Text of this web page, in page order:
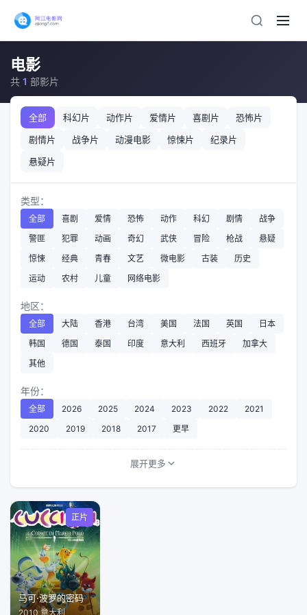
电影
共 1 部影片
全部 科幻片 动作片 爱情片 喜剧片
恐怖片
剧情片
战争片 动漫电影 惊悚片
纪录片
悬疑片
类型：
全部 喜剧 爱情 恐怖 动作 科幻 剧情
战争
警匪
犯罪 动画 奇幻 武侠 冒险 枪战
悬疑
惊悚
经典 青春 文艺 微电影 古装
历史
运动
农村 儿童 网络电影
地区：
全部 大陆 香港 台湾 美国 法国 英国
日本
韩国
德国 泰国 印度 意大利 西班牙
加拿大
其他
年份：
全部 2026 2025 2024 2023 2022
2021
2020
2019 2018 2017 更早
展开更多
正片
马可·波罗的密码
2010 意大利